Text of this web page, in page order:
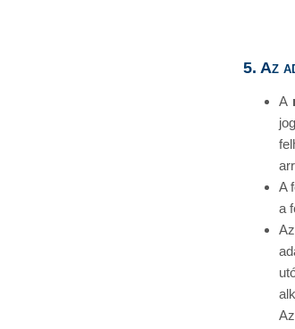
5. Az
A
A
a